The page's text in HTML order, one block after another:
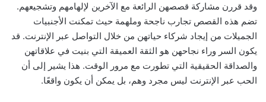
وقد قررن مشاركة قصصهن الرائعة مع الآخرين لإلهامهم وتشجيعهم.
تضم هذه القصص تجارب ناجحة وملهمة حيث تمكنت الأجنبيات
الجميلات من إيجاد شركاء حياتهن من خلال التواصل عبر الإنترنت. قد
يكون السر وراء نجاحهن هو الثقة العميقة التي بنيت في علاقاتهن
والصداقة الحقيقية التي تطورت مع مرور الوقت. هذا يشير إلى أن
الحب عبر الإنترنت ليس مجرد وهم، بل يمكن أن يكون واقعًا.